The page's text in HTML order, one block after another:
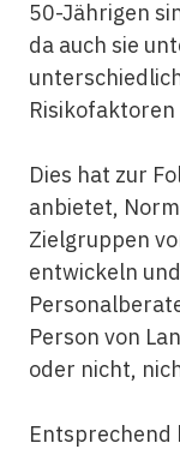
50-Jährigen
da auch sie
Risikofaktoren
Dies hat zur
anbietet,
Zielgruppen
entwickeln
Person von
oder nicht,
Entsprechend